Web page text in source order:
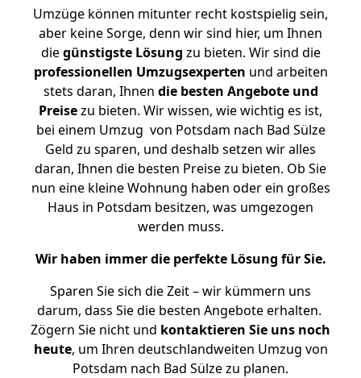
Umzüge können mitunter recht kostspielig sein,
aber keine Sorge, denn wir sind hier, um Ihnen
diegünstigste Lösung zu bieten. Wir sind die
professionellen Umzugsexperten und arbeiten
stets daran, Ihnen die besten Angebote und
Preisezu bieten. Wir wissen, wie wichtig es ist,
bei einem Umzug von Potsdam nach Bad Sülze
Geld zu sparen, und deshalb setzen wir alles
daran, Ihnen die besten Preise zu bieten. Ob Sie
nun eine kleine Wohnung haben oder ein großes
Haus in Potsdam besitzen, was umgezogen
werden muss.
Wir haben immer die perfekte Lösung für Sie.
Sparen Sie sich die Zeit – wir kümmern uns
darum, dass Sie die besten Angebote erhalten.
Zögern Sie nicht und kontaktieren Sie uns noch
heute, um Ihren deutschlandweiten Umzug von
Potsdam nach Bad Sülze zu planen.